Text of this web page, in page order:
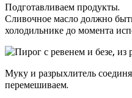
Подготавливаем продукты.
Сливочное масло должно
холодильнике до момента
Муку и разрыхлитель
перемешиваем.